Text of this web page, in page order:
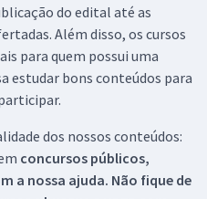
do edital até as
Além disso, os cursos
para quem possui uma
estudar bons conteúdos para
dos nossos conteúdos:
concursos públicos,
a nossa ajuda. Não fique de